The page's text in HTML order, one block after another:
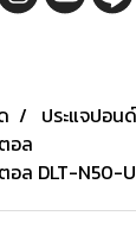
ประแจปอน
อล
ล DLT-N50-